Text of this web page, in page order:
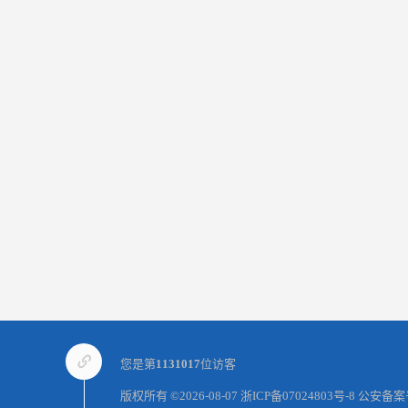
您是第1131017位访客
版权所有 ©2026-08-07 浙ICP备07024803号-8 公安备